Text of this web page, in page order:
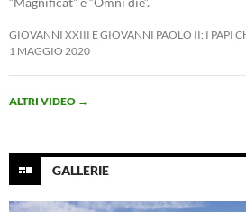
GIOVANNI XXIII E GIOVANNI PAOLO II: I PAPI
1 MAGGIO 2020
ALTRI VIDEO →
GALLERIE